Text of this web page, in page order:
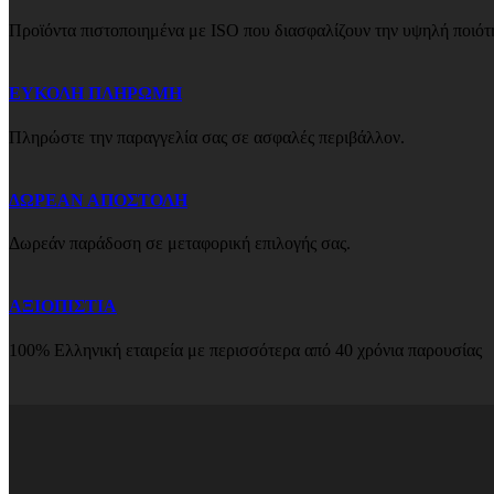
Προϊόντα πιστοποιημένα με ISO που διασφαλίζουν την υψηλή
ΕΥΚΟΛΗ ΠΛΗΡΩΜΗ
Πληρώστε την παραγγελία σας σε ασφαλές περιβάλλον.
ΔΩΡΕΑΝ ΑΠΟΣΤΟΛΗ
Δωρεάν παράδοση σε μεταφορική επιλογής σας.
ΑΞΙΟΠΙΣΤΙΑ
100% Ελληνική εταιρεία με περισσότερα από 40 χρόνια παρουσίας